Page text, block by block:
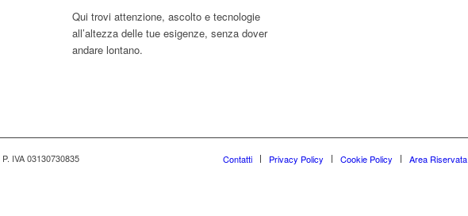
Qui trovi attenzione, ascolto e tecnologie
all’altezza delle tue esigenze, senza dover
andare lontano.
IVA 03130730835 Contatti Privacy Policy Cookie Policy Area Riservata